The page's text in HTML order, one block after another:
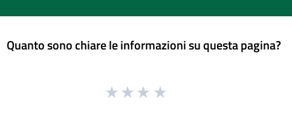
Quanto sono chiare le informazioni su questa pagina?